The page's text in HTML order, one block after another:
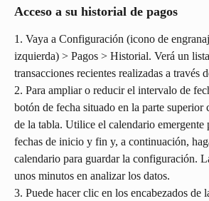
Acceso a su historial de pagos
1. Vaya a Configuración (icono de
izquierda) > Pagos > Historial. Verá un
transacciones recientes realizadas a través
2. Para ampliar o reducir el intervalo de
botón de fecha situado en la parte superior
de la tabla. Utilice el calendario emergente
fechas de inicio y fin y, a continuación,
calendario para guardar la configuración.
unos minutos en analizar los datos.
3. Puede hacer clic en los encabezados de